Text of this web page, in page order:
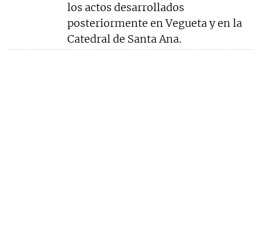
los actos desarrollados
posteriormente en Vegueta y en la
Catedral de Santa Ana.